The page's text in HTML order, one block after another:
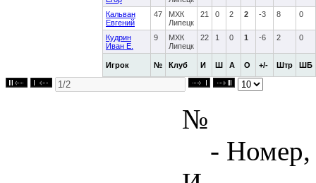
Игрок № Клуб И Ш А О +/- Штр ШБ
Кальван
Евгений
47
МХК
Липецк
21 0 2 2 -3 8 0
Кудрин
Иван Е.
9
МХК
Липецк
22 1 0 1 -6 2 0
№
- Номер,